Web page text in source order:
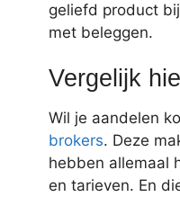
geliefd product
met beleggen.
Vergelijk
Wil je aandelen
brokers. Deze
hebben allemaal
en tarieven. En